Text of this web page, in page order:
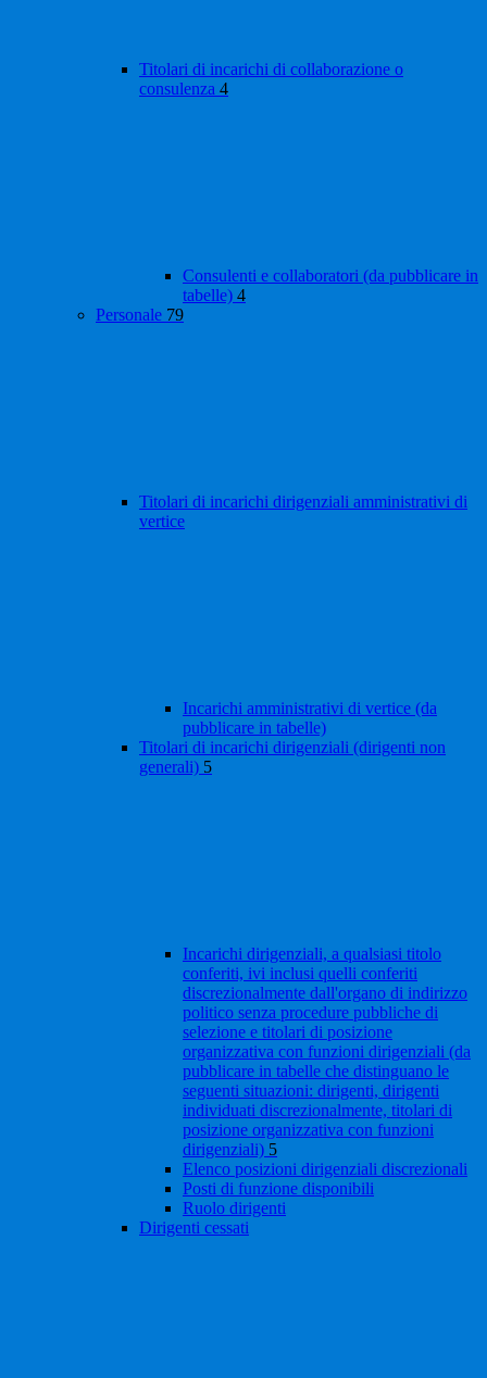
Titolari di incarichi di collaborazione o
consulenza 4
Consulenti e collaboratori (da pubblicare in
tabelle) 4
Personale 79
Titolari di incarichi dirigenziali amministrativi di
vertice
Incarichi amministrativi di vertice (da
pubblicare in tabelle)
Titolari di incarichi dirigenziali (dirigenti non
generali) 5
Incarichi dirigenziali, a qualsiasi titolo
conferiti, ivi inclusi quelli conferiti
discrezionalmente dall'organo di indirizzo
politico senza procedure pubbliche di
selezione e titolari di posizione
organizzativa con funzioni dirigenziali (da
pubblicare in tabelle che distinguano le
seguenti situazioni: dirigenti, dirigenti
individuati discrezionalmente, titolari di
posizione organizzativa con funzioni
dirigenziali) 5
Elenco posizioni dirigenziali discrezionali
Posti di funzione disponibili
Ruolo dirigenti
Dirigenti cessati